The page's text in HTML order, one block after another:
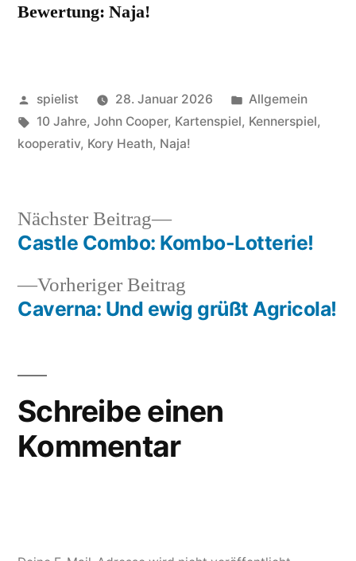
Bewertung: Naja!
Veröffentlicht
von
spielist 28. Januar 2026
Veröffentlicht
in
Allgemein
Schlagwörter:
10 Jahre, John Cooper, Kartenspiel, Kennerspiel,
kooperativ, Kory Heath, Naja!
Beitragsnavigation
Vorheriger Beitrag
Beitrag:
Caverna: Und ewig grüßt Agricola!
Nächster Beitrag
Nächster
Beitrag:
Castle Combo: Kombo-Lotterie!
Schreibe einen
Kommentar